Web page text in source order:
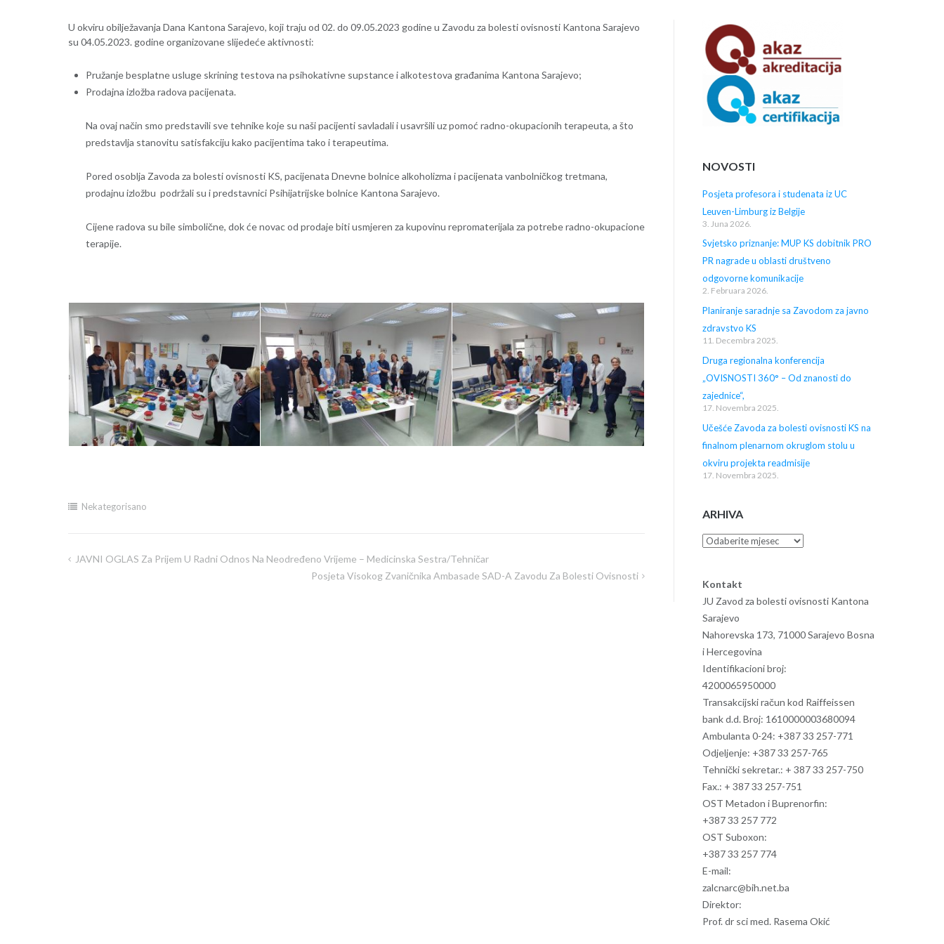
U okviru obilježavanja Dana Kantona Sarajevo, koji traju od 02. do 09.05.2023 godine u Zavodu za bolesti ovisnosti Kantona Sarajevo
su 04.05.2023. godine organizovane slijedeće aktivnosti:
Pružanje besplatne usluge skrining testova na psihokativne supstance i alkotestova građanima Kantona Sarajevo;
Prodajna izložba radova pacijenata.
Na ovaj način smo predstavili sve tehnike koje su naši pacijenti savladali i usavršili uz pomoć radno-okupacionih terapeuta, a što
predstavlja stanovitu satisfakciju kako pacijentima tako i terapeutima.
Pored osoblja Zavoda za bolesti ovisnosti KS, pacijenata Dnevne bolnice alkoholizma i pacijenata vanbolničkog tretmana,
prodajnu izložbu podržali su i predstavnici Psihijatrijske bolnice Kantona Sarajevo.
Cijene radova su bile simbolične, dok će novac od prodaje biti usmjeren za kupovinu repromaterijala za potrebe radno-okupacione
terapije.
Nekategorisano
Navigacija
JAVNI OGLAS Za Prijem U Radni Odnos Na Neodređeno Vrijeme – Medicinska Sestra/tehničar
Posjeta Visokog Zvaničnika Ambasade SAD-A Zavodu Za Bolesti Ovisnosti
NOVOSTI
Posjeta profesora i studenata iz UC
Leuven-Limburg iz Belgije
3. Juna 2026.
Svjetsko priznanje: MUP KS dobitnik PRO
PR nagrade u oblasti društveno
odgovorne komunikacije
2. Februara 2026.
Planiranje saradnje sa Zavodom za javno
zdravstvo KS
11. Decembra 2025.
Druga regionalna konferencija
„OVISNOSTI 360° – Od znanosti do
zajednice“,
17. Novembra 2025.
Učešće Zavoda za bolesti ovisnosti KS na
finalnom plenarnom okruglom stolu u
okviru projekta readmisije
17. Novembra 2025.
ARHIVA
Arhiva
Kontakt
JU Zavod za bolesti ovisnosti Kantona
Sarajevo
Nahorevska 173, 71000 Sarajevo Bosna
i Hercegovina
Identifikacioni broj:
4200065950000
Transakcijski račun kod Raiffeissen
bank d.d. Broj: 1610000003680094
Ambulanta 0-24: +387 33 257-771
Odjeljenje: +387 33 257-765
Tehnički sekretar.: + 387 33 257-750
Fax.: + 387 33 257-751
OST Metadon i Buprenorfin:
+387 33 257 772
OST Suboxon:
+387 33 257 774
E-mail:
zalcnarc@bih.net.ba
Direktor:
Prof. dr sci med. Rasema Okić